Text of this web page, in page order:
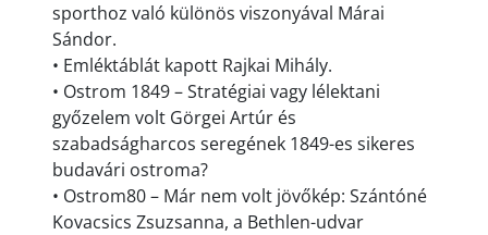
sporthoz való különös viszonyával Márai
Sándor.
• Emléktáblát kapott Rajkai Mihály.
• Ostrom 1849 – Stratégiai vagy lélektani
győzelem volt Görgei Artúr és
szabadságharcos seregének 1849-es sikeres
budavári ostroma?
• Ostrom80 – Már nem volt jövőkép: Szántóné
Kovacsics Zsuzsanna, a Bethlen-udvar